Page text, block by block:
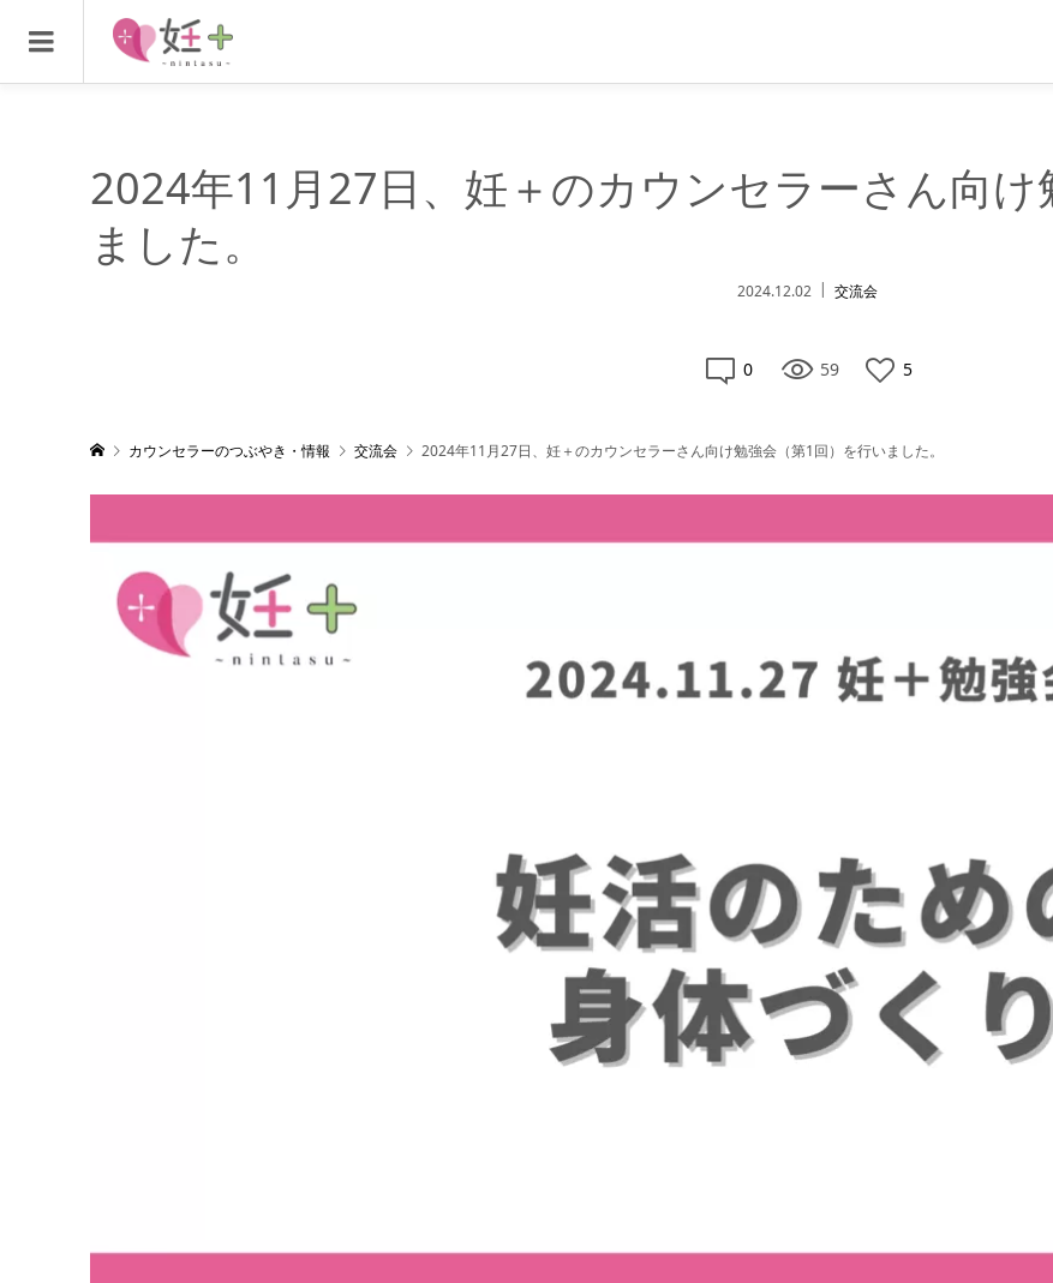
2024年11月27日、妊＋のカウンセラーさん向
ました。
2024.12.02 交流会
0 59 5
カウンセラーのつぶやき・情報 交流会 2024年11月27日、妊＋のカウンセラーさん向け勉強会（第1回）を行いました。